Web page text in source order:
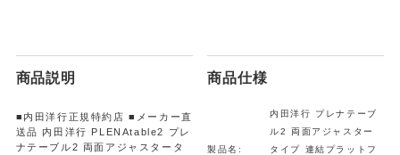
商品説明
■内田洋行正規特約店 ■メーカー直
送品 内田洋行 PLENAtable2 プレ
ナテーブル2 両面アジャスタータ
商品仕様
製品名:
内田洋行 プレナテーブ
ル2 両面アジャスター
タイプ 連結プラットフ